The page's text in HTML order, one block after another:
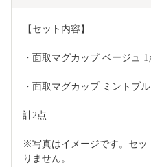
【セット内容】
・面取マグカップ ベージュ 1
・面取マグカップ ミントブ
計2点
※写真はイメージです。セッ
りません。